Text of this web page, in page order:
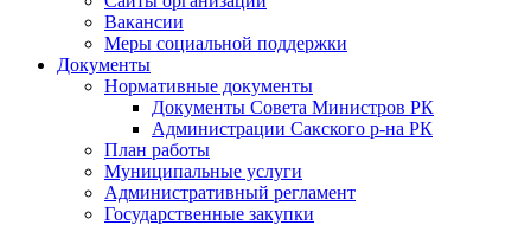
Вакансии
Меры социальной поддержки
Документы
Нормативные документы
Документы Совета Министров РК
Администрации Сакского р-на РК
План работы
Муниципальные услуги
Административный регламент
Государственные закупки